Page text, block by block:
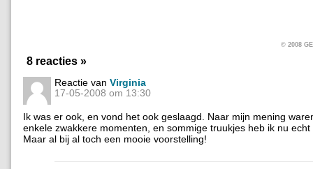
© 2008
8 reacties »
Reactie van Virginia
17-05-2008 om 13:30
Ik was er ook, en vond het ook geslaagd. Naar mijn mening
enkele zwakkere momenten, en sommige truukjes heb ik nu echt
Maar al bij al toch een mooie voorstelling!